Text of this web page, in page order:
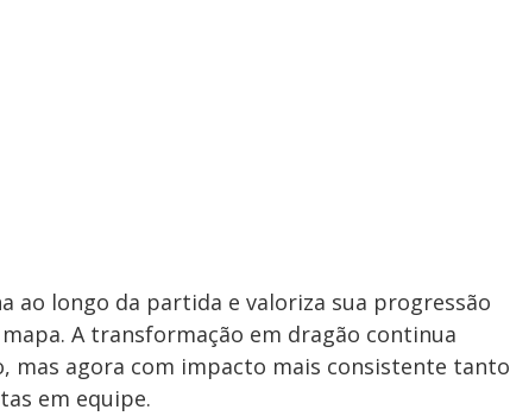
ao longo da partida e valoriza sua progressão
A transformação em dragão continua
mas agora com impacto mais consistente tanto
em equipe.